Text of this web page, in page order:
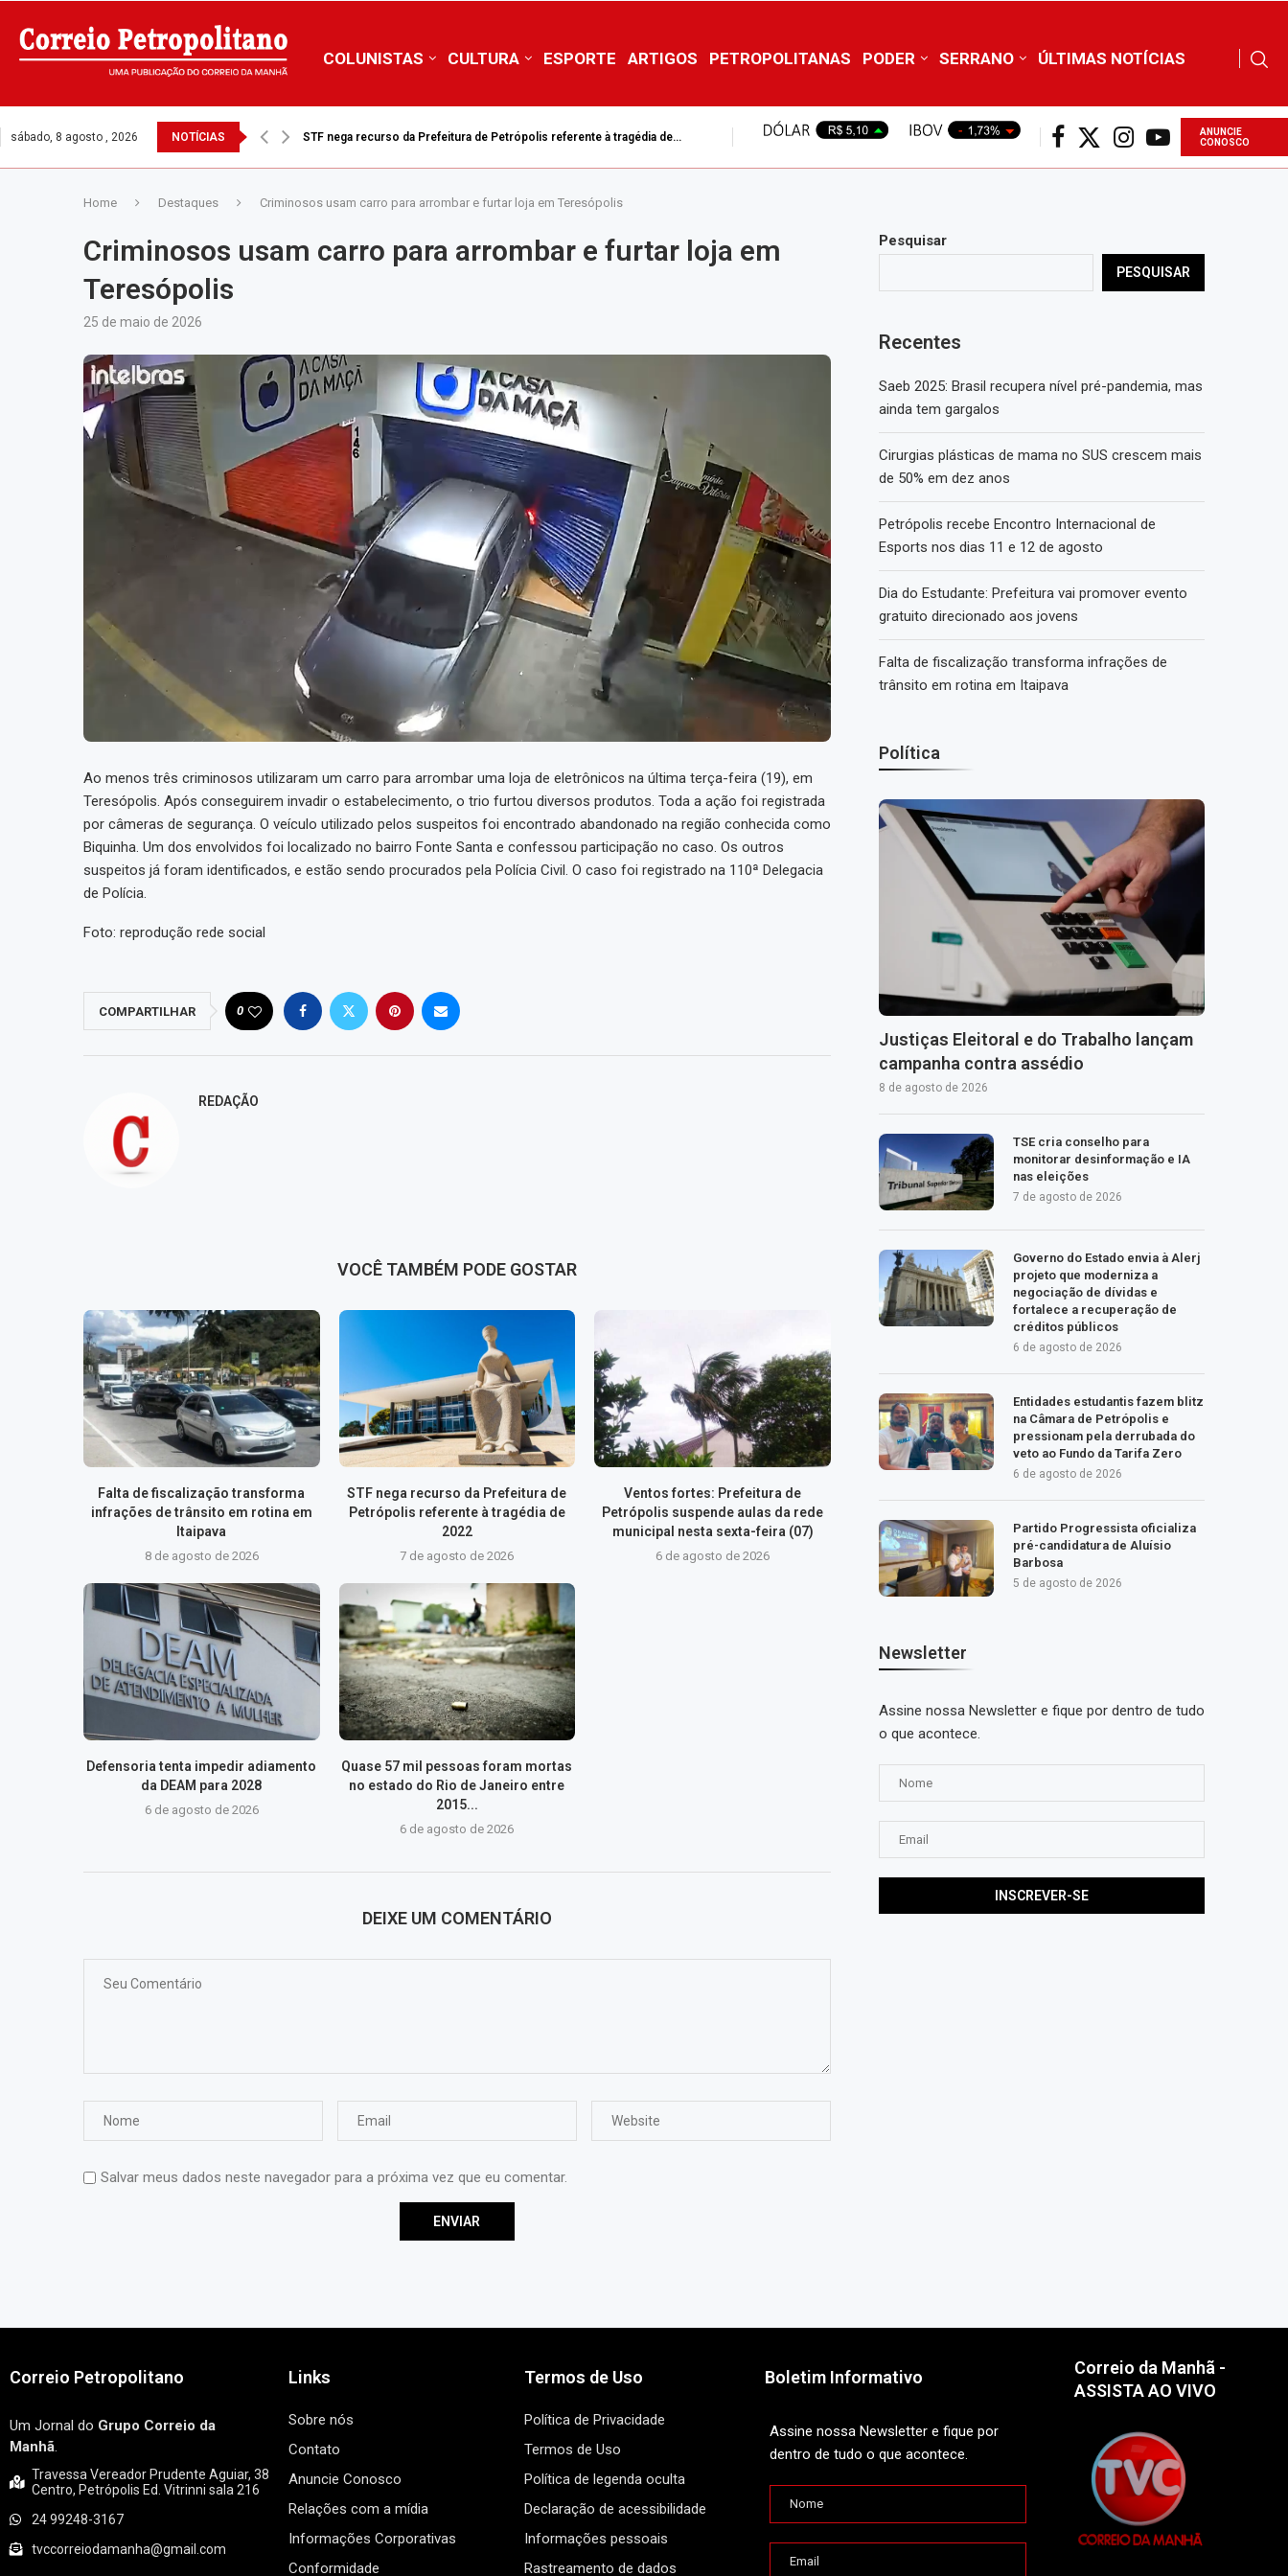
COLUNISTAS CULTURA ESPORTE ARTIGOS PETROPOLITANAS PODER SERRANO ÚLTIMAS NOTÍCIAS
sábado, 8 agosto , 2026 NOTÍCIAS STF nega recurso da Prefeitura de Petrópolis referente à tragédia de...
ANUNCIE
CONOSCO
Home Destaques Criminosos usam carro para arrombar e furtar loja em Teresópolis
Criminosos usam carro para arrombar e furtar loja em
Teresópolis
25 de maio de 2026
Ao menos três criminosos utilizaram um carro para arrombar uma loja de eletrônicos na última terça-feira (19), em
Teresópolis. Após conseguirem invadir o estabelecimento, o trio furtou diversos produtos. Toda a ação foi registrada
por câmeras de segurança. O veículo utilizado pelos suspeitos foi encontrado abandonado na região conhecida como
Biquinha. Um dos envolvidos foi localizado no bairro Fonte Santa e confessou participação no caso. Os outros
suspeitos já foram identificados, e estão sendo procurados pela Polícia Civil. O caso foi registrado na 110ª Delegacia
de Polícia.
Foto: reprodução rede social
COMPARTILHAR 0
REDAÇÃO
VOCÊ TAMBÉM PODE GOSTAR
Falta de fiscalização transforma
infrações de trânsito em rotina em
Itaipava
8 de agosto de 2026
STF nega recurso da Prefeitura de
Petrópolis referente à tragédia de
2022
7 de agosto de 2026
Ventos fortes: Prefeitura de
Petrópolis suspende aulas da rede
municipal nesta sexta-feira (07)
6 de agosto de 2026
Defensoria tenta impedir adiamento
da DEAM para 2028
6 de agosto de 2026
Quase 57 mil pessoas foram mortas
no estado do Rio de Janeiro entre
2015...
6 de agosto de 2026
DEIXE UM COMENTÁRIO
Salvar meus dados neste navegador para a próxima vez que eu comentar.
Pesquisar
PESQUISAR
Recentes
Saeb 2025: Brasil recupera nível pré-pandemia, mas
ainda tem gargalos
Cirurgias plásticas de mama no SUS crescem mais
de 50% em dez anos
Petrópolis recebe Encontro Internacional de
Esports nos dias 11 e 12 de agosto
Dia do Estudante: Prefeitura vai promover evento
gratuito direcionado aos jovens
Falta de fiscalização transforma infrações de
trânsito em rotina em Itaipava
Política
Justiças Eleitoral e do Trabalho lançam
campanha contra assédio
8 de agosto de 2026
TSE cria conselho para
monitorar desinformação e IA
nas eleições
7 de agosto de 2026
Governo do Estado envia à Alerj
projeto que moderniza a
negociação de dívidas e
fortalece a recuperação de
créditos públicos
6 de agosto de 2026
Entidades estudantis fazem blitz
na Câmara de Petrópolis e
pressionam pela derrubada do
veto ao Fundo da Tarifa Zero
6 de agosto de 2026
Partido Progressista oficializa
pré-candidatura de Aluísio
Barbosa
5 de agosto de 2026
Newsletter
Assine nossa Newsletter e fique por dentro de tudo
o que acontece.
Correio Petropolitano
Um Jornal do Grupo Correio da
Manhã.
Travessa Vereador Prudente Aguiar, 38
Centro, Petrópolis Ed. Vitrinni sala 216
24 99248-3167
tvccorreiodamanha@gmail.com
Links
Sobre nós
Contato
Anuncie Conosco
Relações com a mídia
Informações Corporativas
Conformidade
Termos de Uso
Política de Privacidade
Termos de Uso
Política de legenda oculta
Declaração de acessibilidade
Informações pessoais
Rastreamento de dados
Boletim Informativo
Assine nossa Newsletter e fique por
dentro de tudo o que acontece.
Correio da Manhã -
ASSISTA AO VIVO